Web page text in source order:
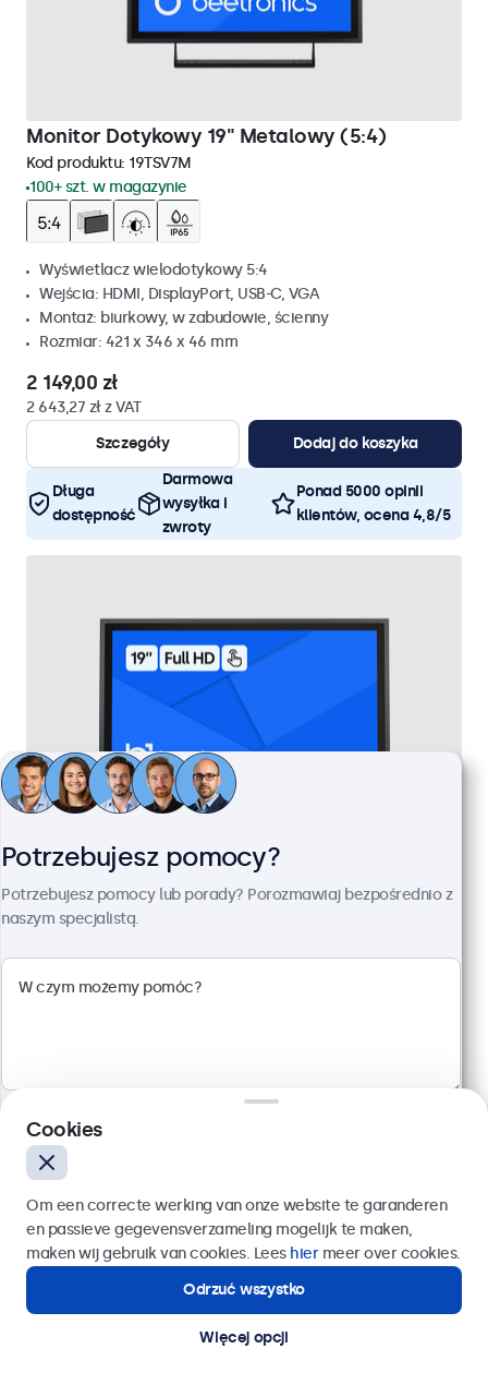
Monitor Dotykowy 19" Metalowy (5:4)
Kod produktu: 19TSV7M
100+ szt. w magazynie
Wyświetlacz wielodotykowy 5:4
Wejścia: HDMI, DisplayPort, USB-C, VGA
Montaż: biurkowy, w zabudowie, ścienny
Rozmiar: 421 x 346 x 46 mm
2 149,00 zł
2 643,27 zł z VAT
Szczegóły
Dodaj do koszyka
Długa
dostępność
Darmowa
wysyłka i
zwroty
Ponad 5000 opinii
klientów, ocena 4,8/5
Monitor Dotykowy 19" Metalowy
Kod produktu:19TS7M
2 599,00 zł
3 196,77 zł z VAT
Szczegóły
Dodaj do koszyka
Potrzebujesz pomocy?
Potrzebujesz pomocy lub porady? Porozmawiaj bezpośrednio z
naszym specjalistą.
Wyślij
Lub zadzwoń pod numer:22 397 04 43
Potrzebujesz pomocy?
Kontakt ze specjalistą.
Cookies
Om een correcte werking van onze website te garanderen
en passieve gegevensverzameling mogelijk te maken,
maken wij gebruik van cookies. Lees hiermeer over cookies.
Odrzuć wszystko
Więcej opcji